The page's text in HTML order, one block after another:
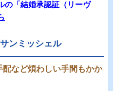
の「結婚承認証（リーヴ
ンミッシェル
など煩わしい手間もかか